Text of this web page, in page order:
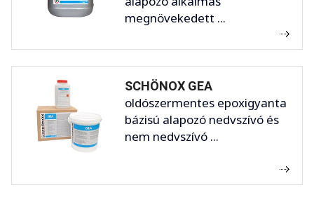
megnövekedett ...
SCHÖNOX GEA
oldószermentes epoxigyanta
bázisú alapozó nedvszívó és
nem nedvszívó ...